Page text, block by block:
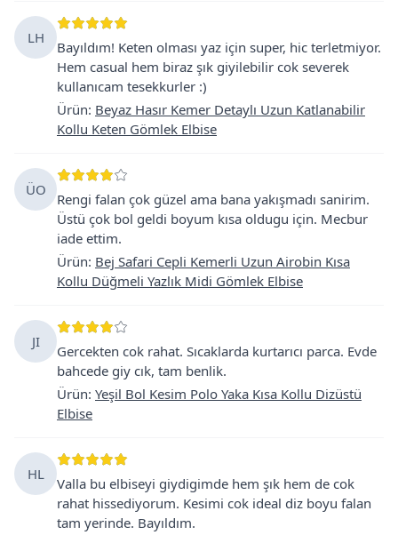
LH
Bayıldım! Keten olması yaz için super, hic terletmiyor.
Hem casual hem biraz şık giyilebilir cok severek
kullanıcam tesekkurler :)
Ürün: Beyaz Hasır Kemer Detaylı Uzun Katlanabilir
Kollu Keten Gömlek Elbise
ÜO
Rengi falan çok güzel ama bana yakışmadı sanirim.
Üstü çok bol geldi boyum kısa oldugu için. Mecbur
iade ettim.
Ürün: Bej Safari Cepli Kemerli Uzun Airobin Kısa
Kollu Düğmeli Yazlık Midi Gömlek Elbise
JI
Gercekten cok rahat. Sıcaklarda kurtarıcı parca. Evde
bahcede giy cık, tam benlik.
Ürün: Yeşil Bol Kesim Polo Yaka Kısa Kollu Dizüstü
Elbise
HL
Valla bu elbiseyi giydigimde hem şık hem de cok
rahat hissediyorum. Kesimi cok ideal diz boyu falan
tam yerinde. Bayıldım.